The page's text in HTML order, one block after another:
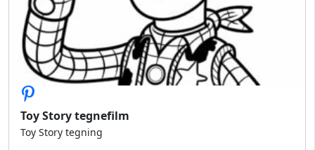
Toy Story tegnefilm
Toy Story tegning